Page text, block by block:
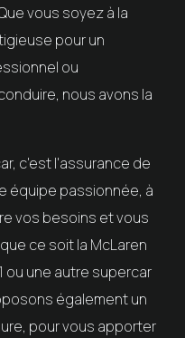
vous soyez à la
pour un
ou
nous avons la
c'est l'assurance de
équipe passionnée, à
vos besoins et vous
ce soit la McLaren
ou une autre supercar
également un
pour vous apporter